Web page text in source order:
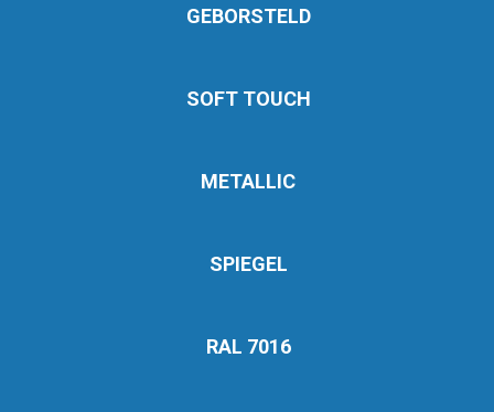
GEBORSTELD
SOFT TOUCH
METALLIC
SPIEGEL
RAL 7016